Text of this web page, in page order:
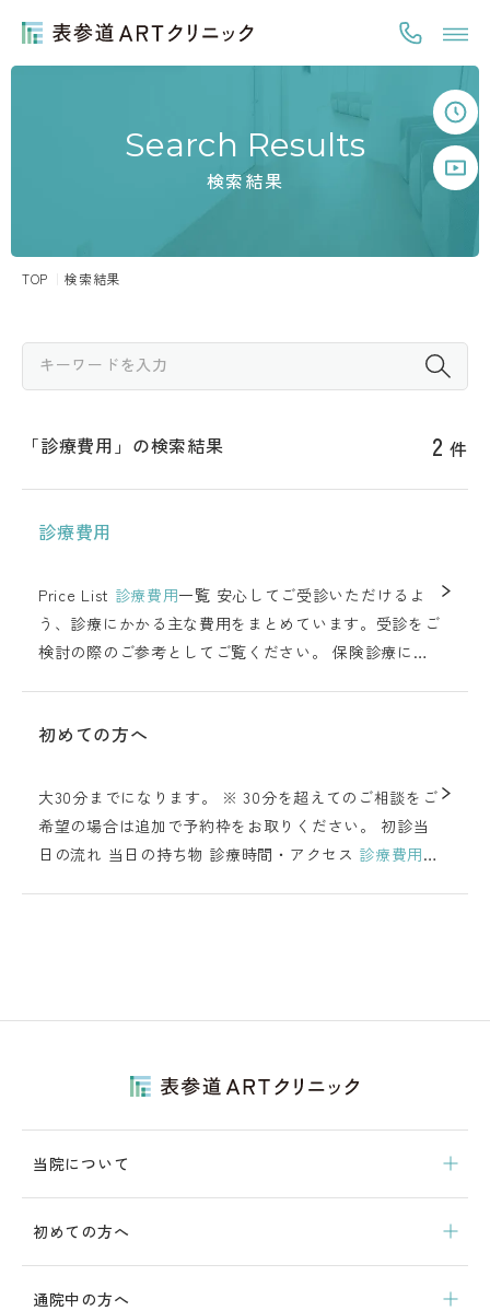
Search Results
検索結果
TOP 検索結果
「診療費用 」の検索結果 2 件
診療費用
Price List 診療費用一覧 安心してご受診いただけるよ
う、診療にかかる主な費用をまとめています。受診をご
検討の際のご参考としてご覧ください。 保険診療につ
Tre
初めての方へ
大30分までになります。 ※ 30分を超えてのご相談をご
希望の場合は追加で予約枠をお取りください。 初診当
日の流れ 当日の持ち物 診療時間・アクセス 診療費用
当院について
初めての方へ
通院中の方へ